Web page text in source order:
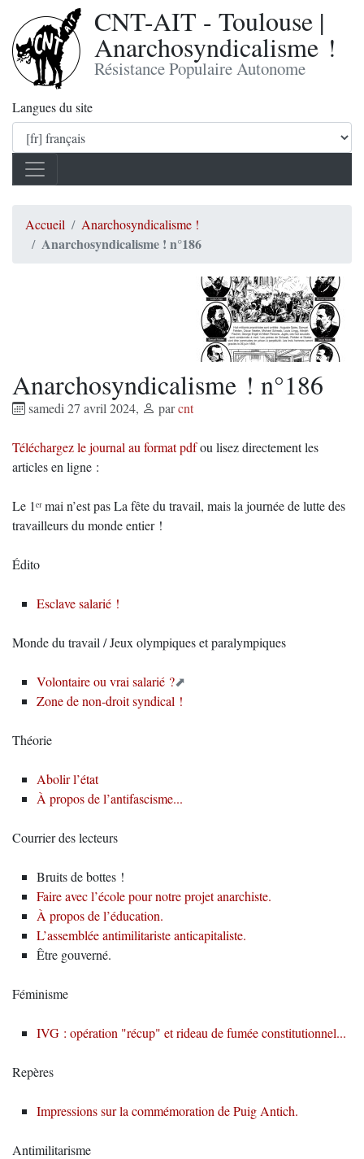
CNT-AIT - Toulouse |
Anarchosyndicalisme !
Résistance Populaire Autonome
Langues du site
Accueil Anarchosyndicalisme !
Anarchosyndicalisme ! n°186
Anarchosyndicalisme ! n°186
samedi 27 avril 2024, parcnt
Téléchargez le journal au format pdfou lisez directement les
articles en ligne :
Le 1ᵉʳ mai n’est pas La fête du travail, mais la journée de lutte des
travailleurs du monde entier !
Édito
Esclave salarié !
Monde du travail / Jeux olympiques et paralympiques
Volontaire ou vrai salarié ?
Zone de non-droit syndical !
Théorie
Abolir l’état
À propos de l’antifascisme...
Courrier des lecteurs
Bruits de bottes !
Faire avec l’école pour notre projet anarchiste.
À propos de l’éducation.
L’assemblée antimilitariste anticapitaliste.
Être gouverné.
Féminisme
IVG : opération "récup" et rideau de fumée constitutionnel...
Repères
Impressions sur la commémoration de Puig Antich.
Antimilitarisme